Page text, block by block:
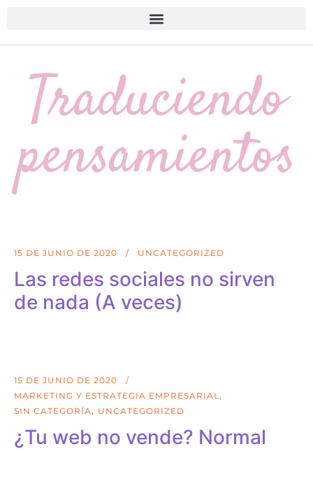
Traduciendo
pensamientos
15 DE JUNIO DE 2020 UNCATEGORIZED
Las redes sociales no sirven
de nada (A veces)
15 DE JUNIO DE 2020
MARKETING Y ESTRATEGIA EMPRESARIAL
SIN CATEGORÍA
UNCATEGORIZED
¿Tu web no vende? Normal